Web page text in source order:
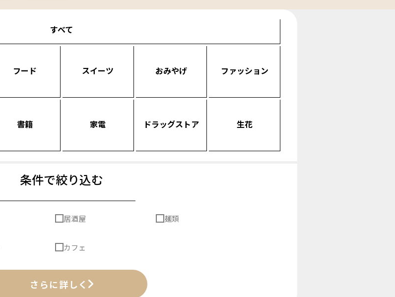
すべて
フード スイーツ おみやげ ファッション
書籍 家電 ドラッグストア 生花
条件で絞り込む
居酒屋 麺類
カフェ
さらに詳しく